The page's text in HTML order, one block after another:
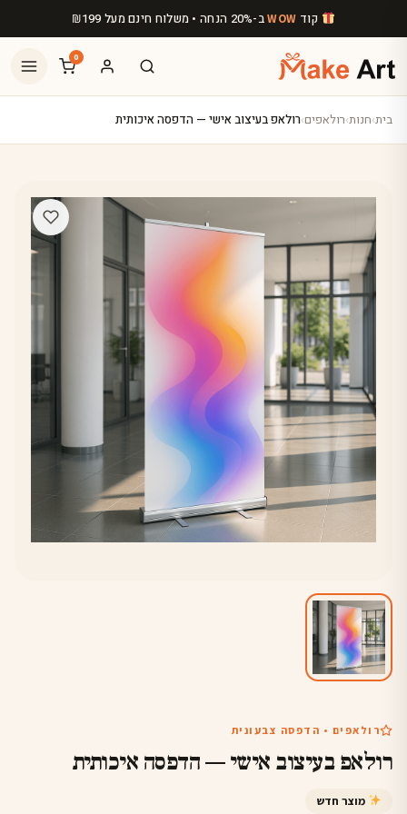
דלג לתוכן הראשי קוד WOWב-20% הנחה • משלוח חינם מעל ₪199
0
בית›חנות›רולאפים›רולאפ בעיצוב אישי — הדפסה איכותית
רולאפים • הדפסה צבעונית
רולאפ בעיצוב אישי — הדפסה איכותית
מוצר חדש